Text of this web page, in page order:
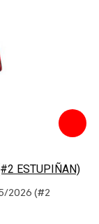
ESTUPIÑAN)
2026 (#2